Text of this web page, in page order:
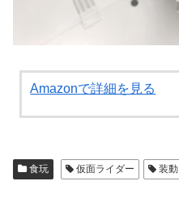
Amazonで詳細を見る
食玩 仮面ライダー 装動